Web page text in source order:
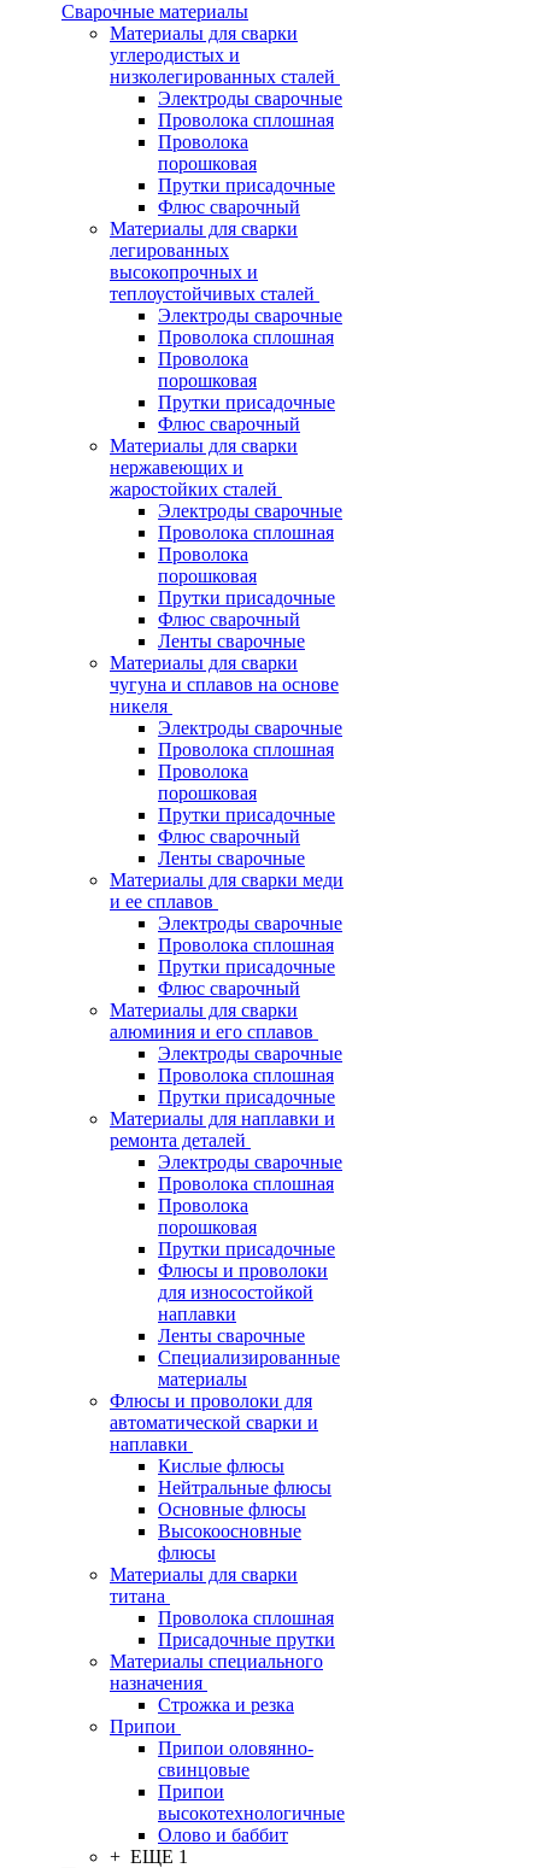
Сварочные материалы
Материалы для сварки
углеродистых и
низколегированных сталей
Электроды сварочные
Проволока сплошная
Проволока
порошковая
Прутки присадочные
Флюс сварочный
Материалы для сварки
легированных
высокопрочных и
теплоустойчивых сталей
Электроды сварочные
Проволока сплошная
Проволока
порошковая
Прутки присадочные
Флюс сварочный
Материалы для сварки
нержавеющих и
жаростойких сталей
Электроды сварочные
Проволока сплошная
Проволока
порошковая
Прутки присадочные
Флюс сварочный
Ленты сварочные
Материалы для сварки
чугуна и сплавов на основе
никеля
Электроды сварочные
Проволока сплошная
Проволока
порошковая
Прутки присадочные
Флюс сварочный
Ленты сварочные
Материалы для сварки меди
и ее сплавов
Электроды сварочные
Проволока сплошная
Прутки присадочные
Флюс сварочный
Материалы для сварки
алюминия и его сплавов
Электроды сварочные
Проволока сплошная
Прутки присадочные
Материалы для наплавки и
ремонта деталей
Электроды сварочные
Проволока сплошная
Проволока
порошковая
Прутки присадочные
Флюсы и проволоки
для износостойкой
наплавки
Ленты сварочные
Специализированные
материалы
Флюсы и проволоки для
автоматической сварки и
наплавки
Кислые флюсы
Нейтральные флюсы
Основные флюсы
Высокоосновные
флюсы
Материалы для сварки
титана
Проволока сплошная
Присадочные прутки
Материалы специального
назначения
Строжка и резка
Припои
Припои оловянно-
свинцовые
Припои
высокотехнологичные
Олово и баббит
+ ЕЩЕ 1